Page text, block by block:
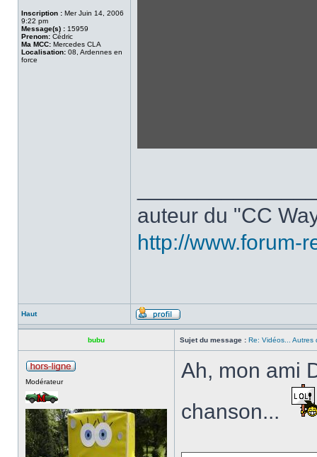
Inscription : Mer Juin 14, 2006
9:22 pm
Message(s) : 15959
Prenom: Cédric
Ma MCC: Mercedes CLA
Localisation: 08, Ardennes en
force
auteur du "CC
http://www.forum-
Haut
bubu Sujet du message : Re: Vidéos... Autres
Modérateur
Ah, mon ami
chanson...